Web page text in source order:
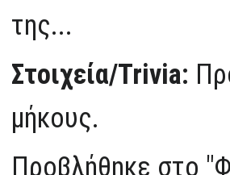
της...
Στοιχεία/Trivia:
μήκους.
Προβλήθηκε στο